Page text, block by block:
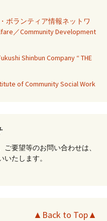
ボランティア情報ネットワ
／Community Development
Shinbun Company “ THE
of Community Social Work
要望等のお問い合わせは、
いたします。
▲Back to Top▲